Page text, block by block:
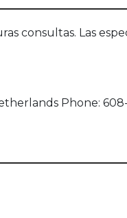
consultas. Las
Phone: